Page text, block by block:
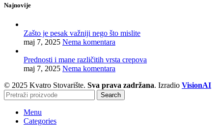
Najnovije
Zašto je pesak važniji nego što mislite
maj 7, 2025 Nema komentara
Prednosti i mane različitih vrsta crepova
maj 7, 2025 Nema komentara
© 2025 Kvatro Stovarište. Sva prava zadržana. Izradio VisionAI
Search
Menu
Categories